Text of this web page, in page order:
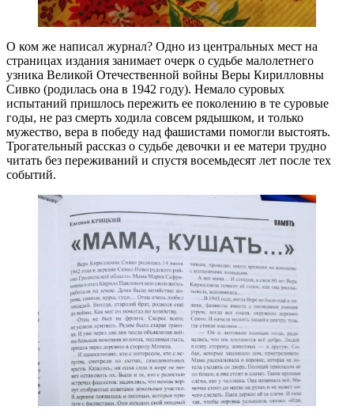
О ком же написал журнал? Одно из центральных мест на
страницах издания занимает очерк о судьбе малолетнего
узника Великой Отечественной войны Веры Кирилловны
Сивко (родилась она в 1942 году). Немало суровых
испытаний пришлось пережить ее поколению в те суровые
годы, не раз смерть ходила совсем рядышком, и только
мужество, вера в победу над фашистами помогли выстоять.
Трогательный рассказ о судьбе девочки и ее матери трудно
читать без переживаний и спустя восемьдесят лет после тех
событий.